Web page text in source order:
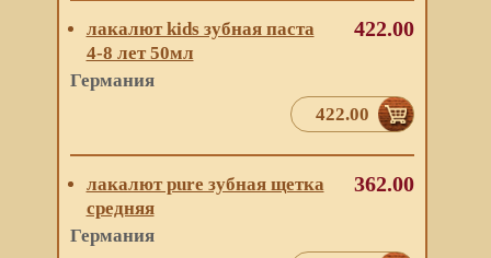
лакалют kids зубная паста
4-8 лет 50мл
Германия
422.00
422.00
лакалют pure зубная щетка
средняя
Германия
362.00